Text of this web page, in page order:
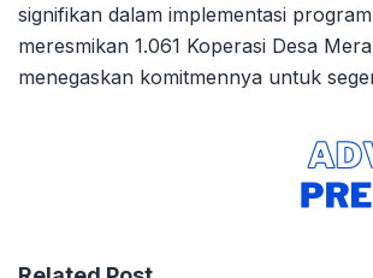
signifikan dalam implementasi
meresmikan 1.061 Koperasi Desa
menegaskan komitmennya untuk